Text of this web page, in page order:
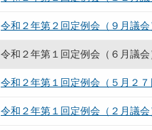
令和２年第２回定例会（９月議
令和２年第１回定例会（６月議
令和２年第１回定例会（５月２
令和２年第１回定例会（２月議会